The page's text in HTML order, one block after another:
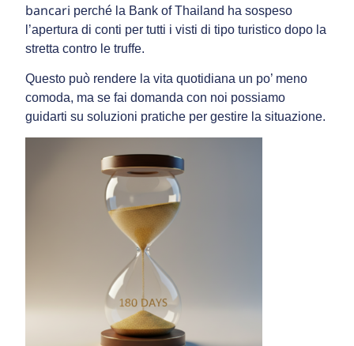
bancari perché la Bank of Thailand ha sospeso
l’apertura di conti per tutti i visti di tipo turistico dopo la
stretta contro le truffe.
Questo può rendere la vita quotidiana un po’ meno
comoda, ma se fai domanda con noi possiamo
guidarti su soluzioni pratiche per gestire la situazione.